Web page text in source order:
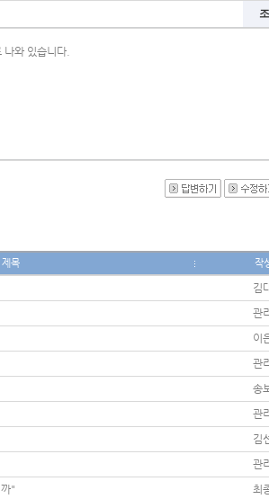
와 있습니다.
제목 작
김
관
이
관
송
관
김
관
" 최